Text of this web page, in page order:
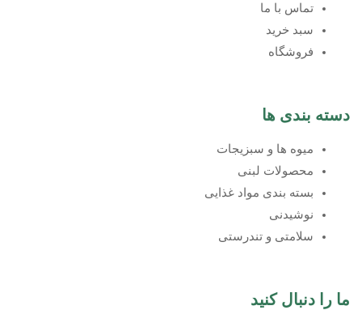
تماس با ما
سبد خرید
فروشگاه
دسته بندی ها
میوه ها و سبزیجات
محصولات لبنی
بسته بندی مواد غذایی
نوشیدنی
سلامتی و تندرستی
ما را دنبال کنید